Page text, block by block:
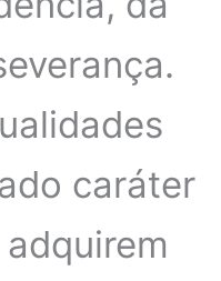
caráter